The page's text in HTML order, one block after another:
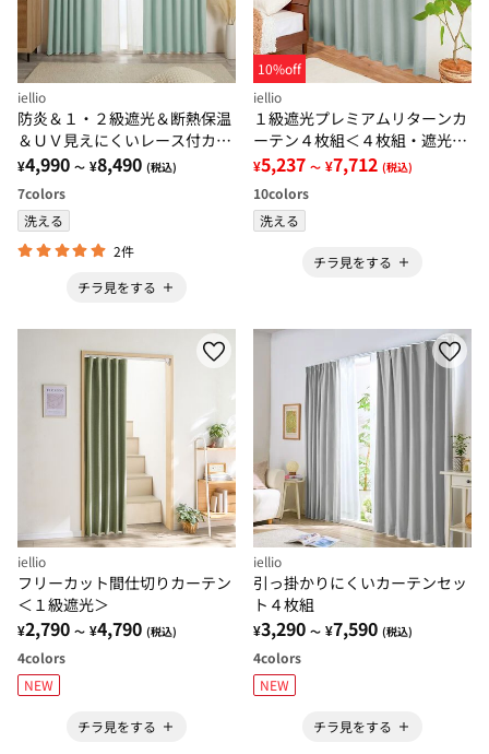
iellio
防炎＆１・２級遮光＆断熱保温
＆ＵＶ見えにくいレース付カー
テンセット＜４枚組・防炎・遮
光１級・洗える・無地・レース
カーテン＞
¥4,990 ～ ¥8,490 (税込)
7colors
洗える
2件
チラ見をする
10%off
iellio
１級遮光プレミアムリターンカ
ーテン４枚組＜４枚組・遮光１
級・無地・洗える・形状記憶加
工・新生活・リターンカーテン
＞
¥5,237 ～ ¥7,712 (税込)
10colors
洗える
チラ見をする
iellio
フリーカット間仕切りカーテン
＜１級遮光＞
¥2,790 ～ ¥4,790 (税込)
4colors
NEW
チラ見をする
iellio
引っ掛かりにくいカーテンセッ
ト４枚組
¥3,290 ～ ¥7,590 (税込)
4colors
NEW
チラ見をする